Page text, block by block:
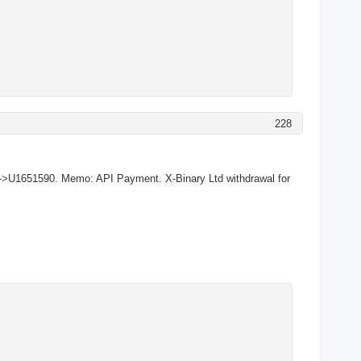
228
Memo: API Payment. X-Binary Ltd withdrawal for